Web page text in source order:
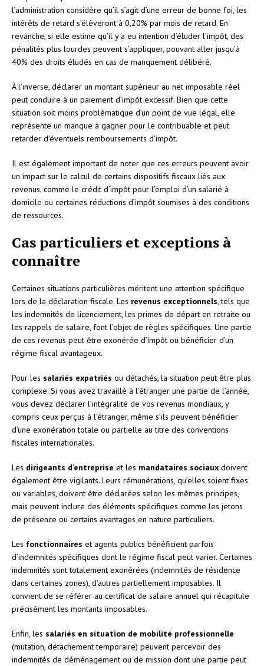
l’administration considère qu’il s’agit d’une erreur de bonne foi, les
intérêts de retard s’élèveront à 0,20% par mois de retard. En
revanche, si elle estime qu’il y a eu intention d’éluder l’impôt, des
pénalités plus lourdes peuvent s’appliquer, pouvant aller jusqu’à
40% des droits éludés en cas de manquement délibéré.
À l’inverse, déclarer un montant supérieur au net imposable réel
peut conduire à un paiement d’impôt excessif. Bien que cette
situation soit moins problématique d’un point de vue légal, elle
représente un manque à gagner pour le contribuable et peut
retarder d’éventuels remboursements d’impôt.
Il est également important de noter que ces erreurs peuvent avoir
un impact sur le calcul de certains dispositifs fiscaux liés aux
revenus, comme le crédit d’impôt pour l’emploi d’un salarié à
domicile ou certaines réductions d’impôt soumises à des conditions
de ressources.
Cas particuliers et exceptions à
connaître
Certaines situations particulières méritent une attention spécifique
lors de la déclaration fiscale. Les revenus exceptionnels, tels que
les indemnités de licenciement, les primes de départ en retraite ou
les rappels de salaire, font l’objet de règles spécifiques. Une partie
de ces revenus peut être exonérée d’impôt ou bénéficier d’un
régime fiscal avantageux.
Pour les salariés expatriés ou détachés, la situation peut être plus
complexe. Si vous avez travaillé à l’étranger une partie de l’année,
vous devez déclarer l’intégralité de vos revenus mondiaux, y
compris ceux perçus à l’étranger, même s’ils peuvent bénéficier
d’une exonération totale ou partielle au titre des conventions
fiscales internationales.
Les dirigeants d’entreprise et les mandataires sociaux doivent
également être vigilants. Leurs rémunérations, qu’elles soient fixes
ou variables, doivent être déclarées selon les mêmes principes,
mais peuvent inclure des éléments spécifiques comme les jetons
de présence ou certains avantages en nature particuliers.
Les fonctionnaires et agents publics bénéficient parfois
d’indemnités spécifiques dont le régime fiscal peut varier. Certaines
indemnités sont totalement exonérées (indemnités de résidence
dans certaines zones), d’autres partiellement imposables. Il
convient de se référer au certificat de salaire annuel qui récapitule
précisément les montants imposables.
Enfin, les salariés en situation de mobilité professionnelle
(mutation, détachement temporaire) peuvent percevoir des
indemnités de déménagement ou de mission dont une partie peut